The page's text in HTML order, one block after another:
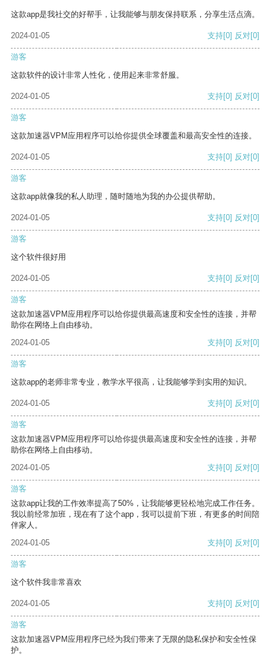
这款app是我社交的好帮手，让我能够与朋友保持联系，分享生活点滴。
2024-01-05 支持[0] 反对[0]
游客
这款软件的设计非常人性化，使用起来非常舒服。
2024-01-05 支持[0] 反对[0]
游客
这款加速器VPM应用程序可以给你提供全球覆盖和最高安全性的连接。
2024-01-05 支持[0] 反对[0]
游客
这款app就像我的私人助理，随时随地为我的办公提供帮助。
2024-01-05 支持[0] 反对[0]
游客
这个软件很好用
2024-01-05 支持[0] 反对[0]
游客
这款加速器VPM应用程序可以给你提供最高速度和安全性的连接，并帮
助你在网络上自由移动。
2024-01-05
支持[0] 反对[0]
游客
这款app的老师非常专业，教学水平很高，让我能够学到实用的知识。
2024-01-05 支持[0] 反对[0]
游客
这款加速器VPM应用程序可以给你提供最高速度和安全性的连接，并帮
助你在网络上自由移动。
2024-01-05
支持[0] 反对[0]
游客
这款app让我的工作效率提高了50%，让我能够更轻松地完成工作任务。
我以前经常加班，现在有了这个app，我可以提前下班，有更多的时间陪
伴家人。
2024-01-05
支持[0] 反对[0]
游客
这个软件我非常喜欢
2024-01-05 支持[0] 反对[0]
游客
这款加速器VPM应用程序已经为我们带来了无限的隐私保护和安全性保
护。